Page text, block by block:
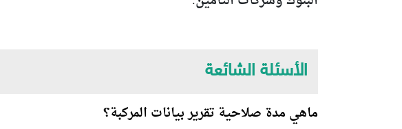
الأسئلة الشائعة
ماهي مدة صلاحية تقرير بيانات المركبة؟